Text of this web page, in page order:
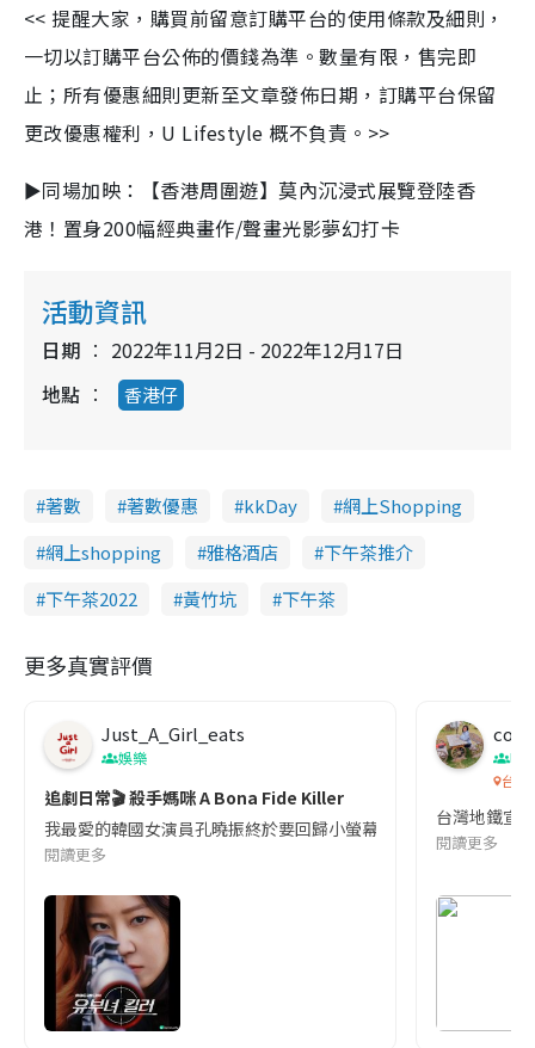
<<提醒大家，購買前留意訂購平台的使用條款及細則，
一切以訂購平台公佈的價錢為準。數量有限，售完即
止；所有優惠細則更新至文章發佈日期，訂購平台保留
更改優惠權利， U Lifestyle 概不負責。 >>
►同場加映：【香港周圍遊】莫內沉浸式展覽登陸香
港！置身200幅經典畫作/聲畫光影夢幻打卡
活動資訊
日期
2022年11月2日 - 2022年12月17日
地點
香港仔
著數 著數優惠 kkDay
網上Shopping
網上shopping
雅格酒店
下午茶推介
下午茶2022
黃竹坑 下午茶
更多真實評價
Just_A_Girl_eats
娛樂
追劇日常🎬 殺手媽咪 A Bona Fide Killer
我最愛的韓國女演員孔曉振終於要回歸小螢幕啦!這次的劇本改編
閱讀更多
co
吹
台灣
台灣地鐵宣
閱讀更多